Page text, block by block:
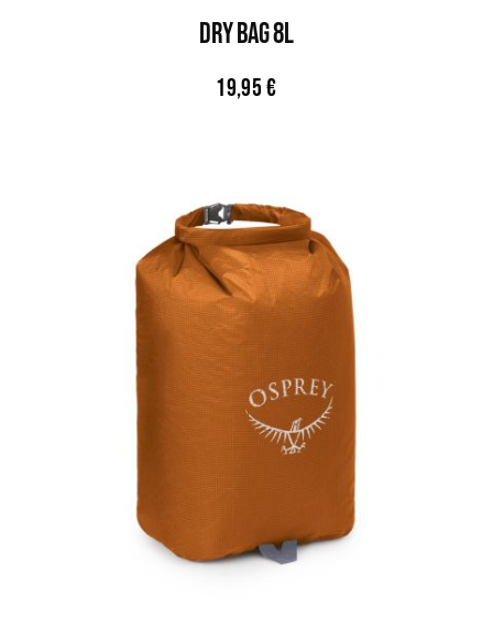
DRY BAG 8L
19,95€